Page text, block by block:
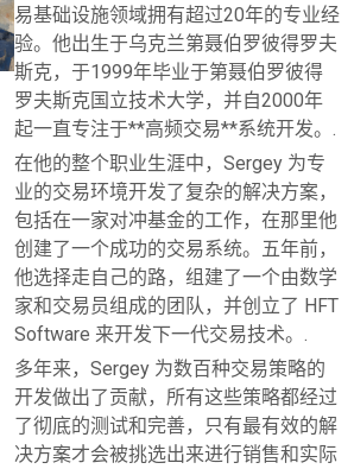
易基础设施领域拥有超过20年的专业经
验。他出生于乌克兰第聂伯罗彼得罗夫
斯克，于1999年毕业于第聂伯罗彼得
罗夫斯克国立技术大学，并自2000年
起一直专注于**高频交易**系统开发。.
在他的整个职业生涯中，Sergey 为专
业的交易环境开发了复杂的解决方案，
包括在一家对冲基金的工作，在那里他
创建了一个成功的交易系统。五年前，
他选择走自己的路，组建了一个由数学
家和交易员组成的团队，并创立了 HFT
Software 来开发下一代交易技术。.
多年来，Sergey 为数百种交易策略的
开发做出了贡献，所有这些策略都经过
了彻底的测试和完善，只有最有效的解
决方案才会被挑选出来进行销售和实际